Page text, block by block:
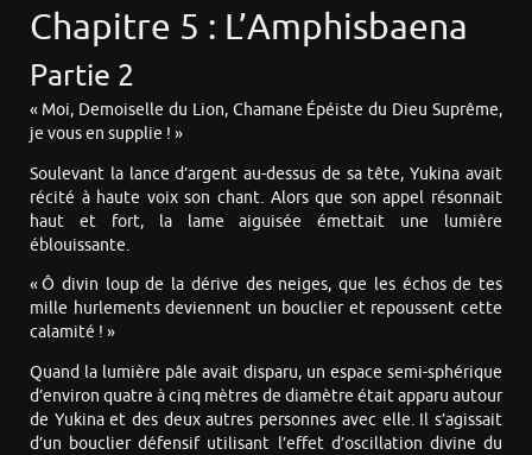
Chapitre 5 : L’Amphisbaena
Partie 2
« Moi, Demoiselle du Lion, Chamane Épéiste du Dieu Suprême,
je vous en supplie ! »
Soulevant la lance d’argent au-dessus de sa tête, Yukina avait
récité à haute voix son chant. Alors que son appel résonnait
haut et fort, la lame aiguisée émettait une lumière
éblouissante.
« Ô divin loup de la dérive des neiges, que les échos de tes
mille hurlements deviennent un bouclier et repoussent cette
calamité ! »
Quand la lumière pâle avait disparu, un espace semi-sphérique
d’environ quatre à cinq mètres de diamètre était apparu autour
de Yukina et des deux autres personnes avec elle. Il s’agissait
d’un bouclier défensif utilisant l’effet d’oscillation divine du